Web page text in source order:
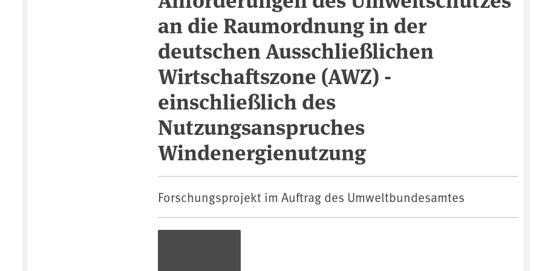
an die Raumordnung in der
deutschen Ausschließlichen
Wirtschaftszone (AWZ) -
einschließlich des
Nutzungsanspruches
Windenergienutzung
Forschungsprojekt im Auftrag des Umweltbundesamtes